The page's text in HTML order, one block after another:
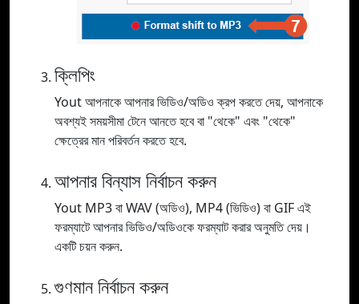
ক্লিপিং
Yout আপনাকে আপনার ভিডিও/অডিও ক্রপ করতে দেয়, আপনাকে
অবশ্যই সময়সীমা টেনে আনতে হবে বা "থেকে" এবং "থেকে"
ক্ষেত্রের মান পরিবর্তন করতে হবে.
আপনার বিন্যাস নির্বাচন করুন
Yout MP3 বা WAV (অডিও), MP4 (ভিডিও) বা GIF এই
ফরম্যাটে আপনার ভিডিও/অডিওকে ফরম্যাট করার অনুমতি দেয়।
একটি চয়ন করুন.
গুণমান নির্বাচন করুন